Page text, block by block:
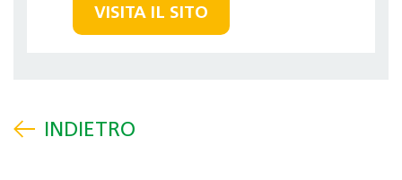
VISITA IL SITO